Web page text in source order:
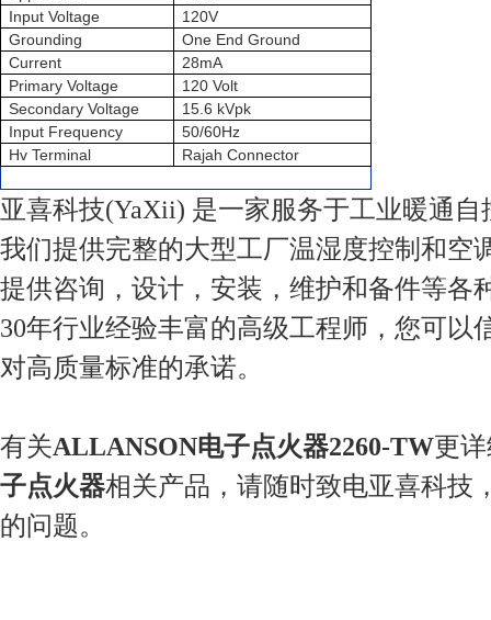
Input Voltage
120V
Grounding
One End Ground
Current
28mA
Primary Voltage
120 Volt
Secondary Voltage
15.6 kVpk
Input Frequency
50/60Hz
Hv Terminal
Rajah Connector
亚喜科技(YaXii) 是一家服务于工业暖通自
我们提供完整的大型工厂温湿度控制和空
提供咨询，设计，安装，维护和备件等各
30年行业经验丰富的高级工程师，您可以
对高质量标准的承诺。
有关ALLANSON电子点火器2260-TW更
子点火器相关产品，请随时致电亚喜科技
的问题。